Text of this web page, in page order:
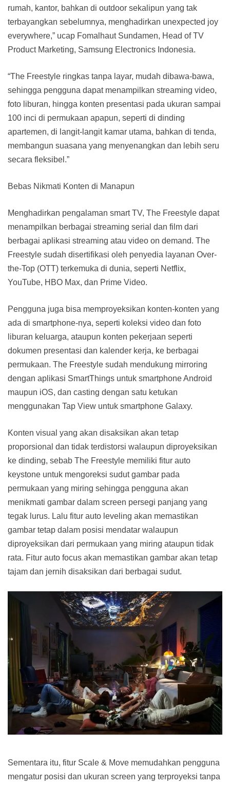
rumah, kantor, bahkan di outdoor sekalipun yang tak
terbayangkan sebelumnya, menghadirkan unexpected joy
everywhere,” ucap Fomalhaut Sundamen, Head of TV
Product Marketing, Samsung Electronics Indonesia.
“The Freestyle ringkas tanpa layar, mudah dibawa-bawa,
sehingga pengguna dapat menampilkan streaming video,
foto liburan, hingga konten presentasi pada ukuran sampai
100 inci di permukaan apapun, seperti di dinding
apartemen, di langit-langit kamar utama, bahkan di tenda,
membangun suasana yang menyenangkan dan lebih seru
secara fleksibel.”
Bebas Nikmati Konten di Manapun
Menghadirkan pengalaman smart TV, The Freestyle dapat
menampilkan berbagai streaming serial dan film dari
berbagai aplikasi streaming atau video on demand. The
Freestyle sudah disertifikasi oleh penyedia layanan Over-
the-Top (OTT) terkemuka di dunia, seperti Netflix,
YouTube, HBO Max, dan Prime Video.
Pengguna juga bisa memproyeksikan konten-konten yang
ada di smartphone-nya, seperti koleksi video dan foto
liburan keluarga, ataupun konten pekerjaan seperti
dokumen presentasi dan kalender kerja, ke berbagai
permukaan. The Freestyle sudah mendukung mirroring
dengan aplikasi SmartThings untuk smartphone Android
maupun iOS, dan casting dengan satu ketukan
menggunakan Tap View untuk smartphone Galaxy.
Konten visual yang akan disaksikan akan tetap
proporsional dan tidak terdistorsi walaupun diproyeksikan
ke dinding, sebab The Freestyle memiliki fitur auto
keystone untuk mengoreksi sudut gambar pada
permukaan yang miring sehingga pengguna akan
menikmati gambar dalam screen persegi panjang yang
tegak lurus. Lalu fitur auto leveling akan memastikan
gambar tetap dalam posisi mendatar walaupun
diproyeksikan dari permukaan yang miring ataupun tidak
rata. Fitur auto focus akan memastikan gambar akan tetap
tajam dan jernih disaksikan dari berbagai sudut.
Sementara itu, fitur Scale & Move memudahkan pengguna
mengatur posisi dan ukuran screen yang terproyeksi tanpa